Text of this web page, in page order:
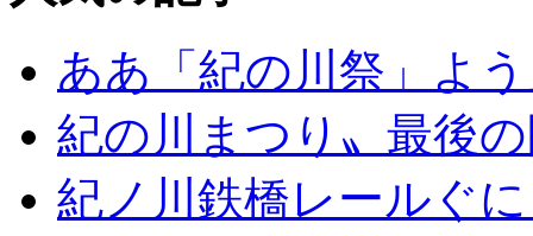
ああ「紀の川祭」よ
紀の川まつり〟最後
紀ノ川鉄橋レールぐ